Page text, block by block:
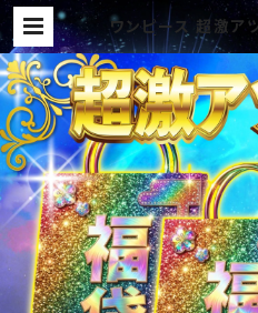
ワンピース 超激ア
リパ | オリパ ブ
門店 (ポケカ、ワン
ァイス、ド